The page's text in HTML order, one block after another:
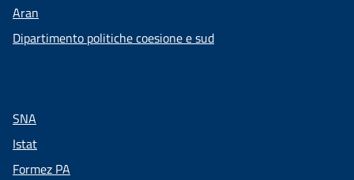
Aran
Dipartimento politiche coesione e sud
SNA
Istat
Formez PA